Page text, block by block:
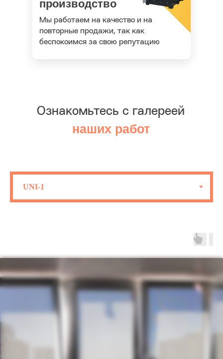
производство
Мы работаем на качество и на
повторные продажи, так как
беспокоимся за свою репутацию
Ознакомьтесь с галереей
наших работ